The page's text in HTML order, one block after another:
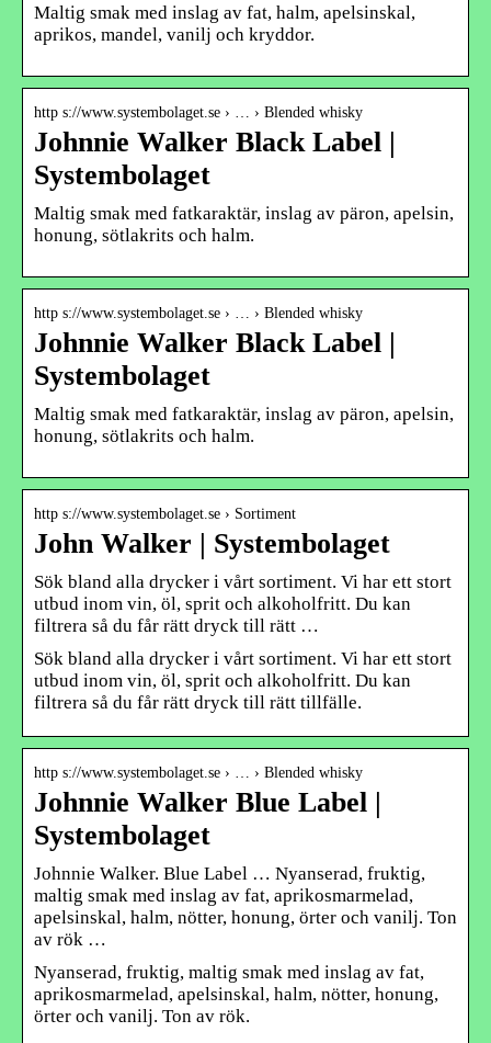
Maltig smak med inslag av fat, halm, apelsinskal,
aprikos, mandel, vanilj och kryddor.
http s://www.systembolaget.se › … › Blended whisky
Johnnie Walker Black Label |
Systembolaget
Maltig smak med fatkaraktär, inslag av päron, apelsin,
honung, sötlakrits och halm.
http s://www.systembolaget.se › … › Blended whisky
Johnnie Walker Black Label |
Systembolaget
Maltig smak med fatkaraktär, inslag av päron, apelsin,
honung, sötlakrits och halm.
http s://www.systembolaget.se › Sortiment
John Walker | Systembolaget
Sök bland alla drycker i vårt sortiment. Vi har ett stort
utbud inom vin, öl, sprit och alkoholfritt. Du kan
filtrera så du får rätt dryck till rätt …
Sök bland alla drycker i vårt sortiment. Vi har ett stort
utbud inom vin, öl, sprit och alkoholfritt. Du kan
filtrera så du får rätt dryck till rätt tillfälle.
http s://www.systembolaget.se › … › Blended whisky
Johnnie Walker Blue Label |
Systembolaget
Johnnie Walker. Blue Label … Nyanserad, fruktig,
maltig smak med inslag av fat, aprikosmarmelad,
apelsinskal, halm, nötter, honung, örter och vanilj. Ton
av rök …
Nyanserad, fruktig, maltig smak med inslag av fat,
aprikosmarmelad, apelsinskal, halm, nötter, honung,
örter och vanilj. Ton av rök.